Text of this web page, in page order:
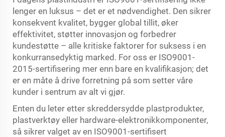
lenger en luksus – det er et nødvendighet. Den sikrer
konsekvent kvalitet, bygger global tillit, øker
effektivitet, støtter innovasjon og forbedrer
kundestøtte – alle kritiske faktorer for suksess i en
konkurransedyktig marked. For oss er ISO9001-
2015-sertifisering mer enn bare en kvalifikasjon; det
er en måte å drive forretning på som setter våre
kunder i sentrum av alt vi gjør.
Enten du leter etter skreddersydde plastprodukter,
plastverktøy eller hardware-elektronikkomponenter,
så sikrer valget av en ISO9001-sertifisert